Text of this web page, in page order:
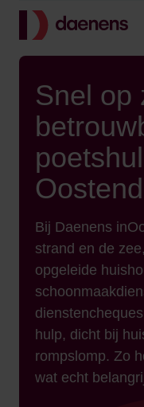
Snel op
Bij Daenens
strand en de
opgeleide
hulp, dicht bij
rompslomp. Zo
wat echt